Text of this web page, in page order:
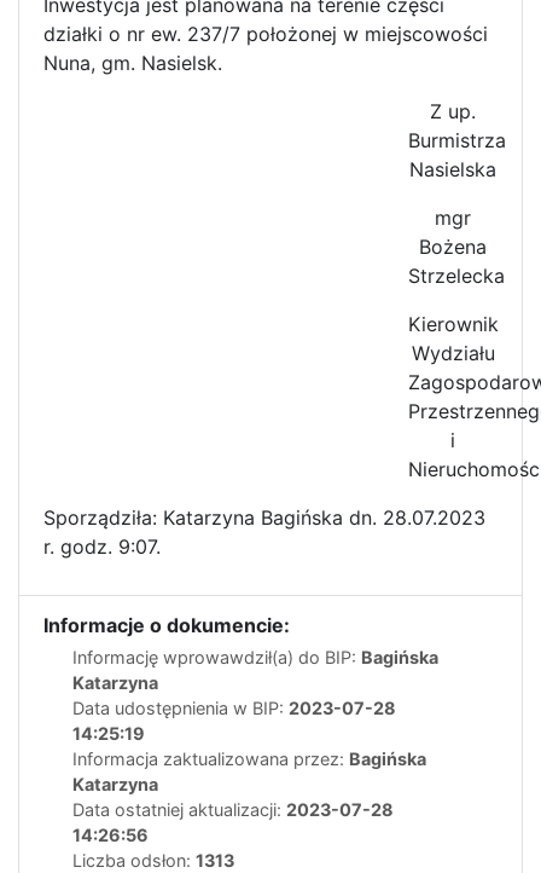
Inwestycja jest planowana na terenie części
działki o nr ew. 237/7 położonej w miejscowości
Nuna, gm. Nasielsk.
Z up.
Burmistrza
Nasielska
mgr
Bożena
Strzelecka
Kierownik
Wydziału
i
Sporządziła: Katarzyna Bagińska dn. 28.07.2023
r. godz. 9:07.
Informacje o dokumencie:
Informację wprowawdził(a) do BIP: Bagińska
Katarzyna
Data udostępnienia w BIP: 2023-07-28
14:25:19
Informacja zaktualizowana przez: Bagińska
Katarzyna
Data ostatniej aktualizacji: 2023-07-28
14:26:56
Liczba odsłon: 1313